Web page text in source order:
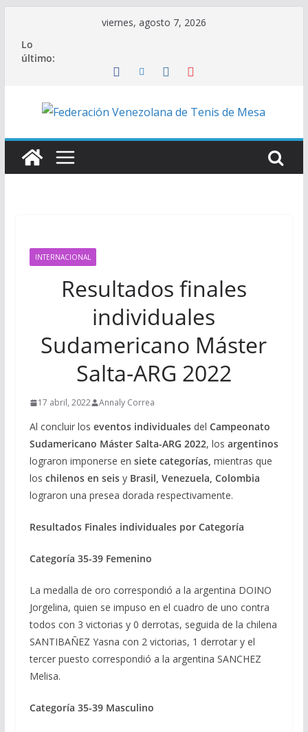
contenido
viernes, agosto 7, 2026
Lo
último:
INTERNACIONAL
Resultados finales
individuales
Sudamericano Máster
Salta-ARG 2022
17 abril, 2022 Annaly Correa
Al concluir los eventos individualesdel Campeonato
Sudamericano Máster Salta-ARG 2022, los argentinos
lograron imponerse en siete categorías, mientras que
los chilenos en seisy Brasil, Venezuela, Colombia
lograron una presea dorada respectivamente.
Resultados Finales individuales por Categoría
Categoría 35-39 Femenino
La medalla de oro correspondió a la argentina DOINO
Jorgelina, quien se impuso en el cuadro de uno contra
todos con 3 victorias y 0 derrotas, seguida de la chilena
SANTIBAÑEZ Yasna con 2 victorias, 1 derrotar y el
tercer puesto correspondió a la argentina SANCHEZ
Melisa.
Categoría 35-39 Masculino